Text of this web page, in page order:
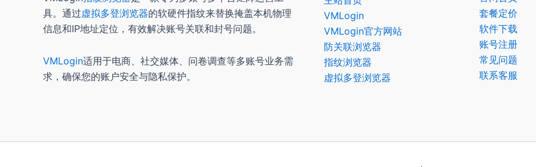
具。通过虚拟多登浏览器的软硬件指纹来替换掩盖本机物理
信息和IP地址定位，有效解决账号关联和封号问题。
VMLogin适用于电商、社交媒体、问卷调查等多账号业务需
求，确保您的账户安全与隐私保护。
VMLogin
VMLogin官方网站
防关联浏览器
指纹浏览器
虚拟多登浏览器
套餐定价
软件下载
账号注册
常见问题
联系客服